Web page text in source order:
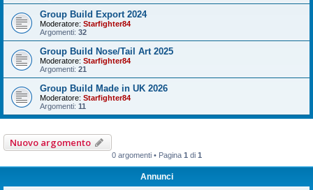
Group Build Export 2024
Moderatore: Starfighter84
Argomenti: 32
Group Build Nose/Tail Art 2025
Moderatore: Starfighter84
Argomenti: 21
Group Build Made in UK 2026
Moderatore: Starfighter84
Argomenti: 11
Nuovo argomento
0 argomenti • Pagina 1 di 1
Annunci